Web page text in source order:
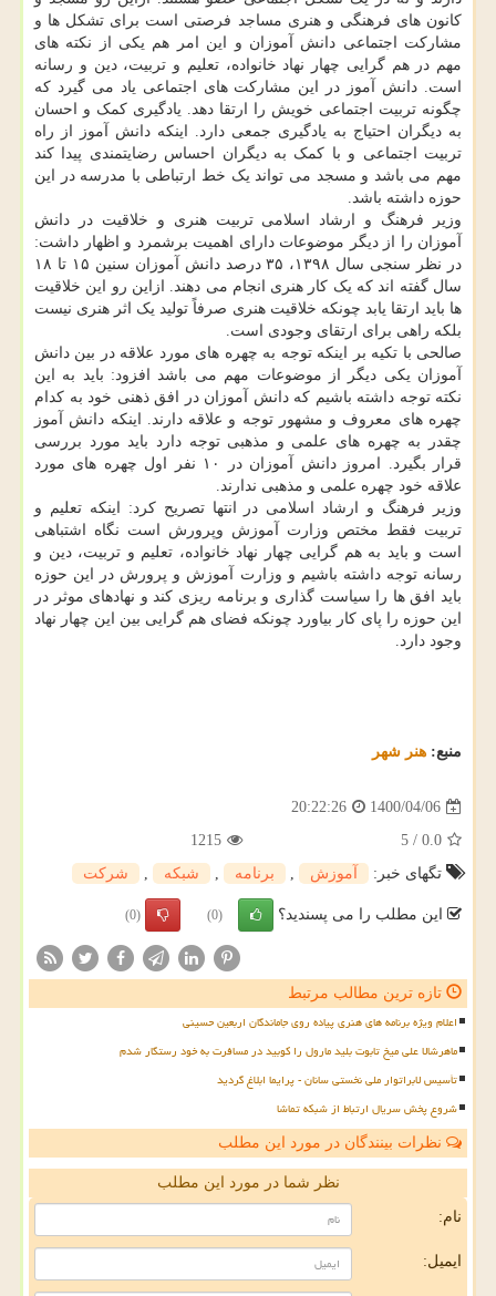
کانون های فرهنگی و هنری مساجد فرصتی است برای تشکل ها و
مشارکت اجتماعی دانش آموزان و این امر هم یکی از نکته های
مهم در هم گرایی چهار نهاد خانواده، تعلیم و تربیت، دین و رسانه
است. دانش آموز در این مشارکت های اجتماعی یاد می گیرد که
چگونه تربیت اجتماعی خویش را ارتقا دهد. یادگیری کمک و احسان
به دیگران احتیاج به یادگیری جمعی دارد. اینکه دانش آموز از راه
تربیت اجتماعی و با کمک به دیگران احساس رضایتمندی پیدا کند
مهم می باشد و مسجد می تواند یک خط ارتباطی با مدرسه در این
حوزه داشته باشد.
وزیر فرهنگ و ارشاد اسلامی تربیت هنری و خلاقیت در دانش
آموزان را از دیگر موضوعات دارای اهمیت برشمرد و اظهار داشت:
در نظر سنجی سال ۱۳۹۸، ۳۵ درصد دانش آموزان سنین ۱۵ تا ۱۸
سال گفته اند که یک کار هنری انجام می دهند. ازاین رو این خلاقیت
ها باید ارتقا یابد چونکه خلاقیت هنری صرفاً تولید یک اثر هنری نیست
بلکه راهی برای ارتقای وجودی است.
صالحی با تکیه بر اینکه توجه به چهره های مورد علاقه در بین دانش
آموزان یکی دیگر از موضوعات مهم می باشد افزود: باید به این
نکته توجه داشته باشیم که دانش آموزان در افق ذهنی خود به کدام
چهره های معروف و مشهور توجه و علاقه دارند. اینکه دانش آموز
چقدر به چهره های علمی و مذهبی توجه دارد باید مورد بررسی
قرار بگیرد. امروز دانش آموزان در ۱۰ نفر اول چهره های مورد
علاقه خود چهره علمی و مذهبی ندارند.
وزیر فرهنگ و ارشاد اسلامی در انتها تصریح کرد: اینکه تعلیم و
تربیت فقط مختص وزارت آموزش وپرورش است نگاه اشتباهی
است و باید به هم گرایی چهار نهاد خانواده، تعلیم و تربیت، دین و
رسانه توجه داشته باشیم و وزارت آموزش و پرورش در این حوزه
باید افق ها را سیاست گذاری و برنامه ریزی کند و نهادهای موثر در
این حوزه را پای کار بیاورد چونکه فضای هم گرایی بین این چهار نهاد
وجود دارد.
منبع: هنر شهر
1400/04/06
20:22:26
0.0
/
5
1215
تگهای خبر:
آموزش , برنامه , شبكه , شركت
این مطلب را می پسندید؟ (0)
(0)
تازه ترین مطالب مرتبط
اعلام ویژه برنامه های هنری پیاده روی جاماندگان اربعین حسینی
ماهرشالا علی میخ تابوت بلید مارول را کوبید در مسافرت به خود رستگار شدم
تأسیس لابراتوار ملی نخستی سانان - پرایما ابلاغ گردید
شروع پخش سریال ارتباط از شبکه تماشا
نظرات بینندگان در مورد این مطلب
نظر شما در مورد این مطلب
نام:
ایمیل: